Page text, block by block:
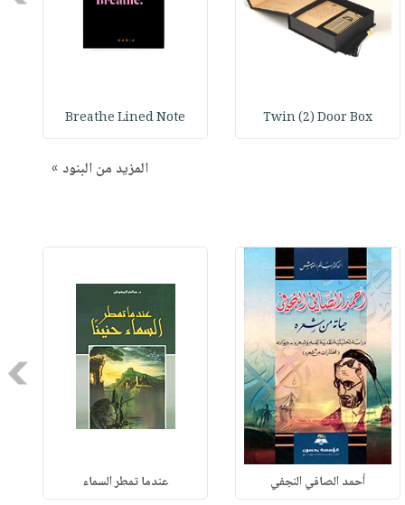
Twin (2) Door Box
Breathe Lined Note
المزيد من البنود »
أحمد الصافي النجفي عندما تمطر السماء